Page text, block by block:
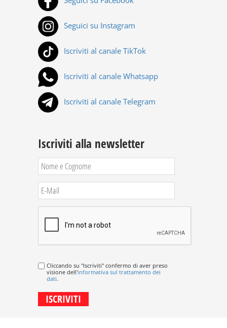
Seguici su Instagram
Iscriviti al canale TikTok
Iscriviti al canale Whatsapp
Iscriviti al canale Telegram
Iscriviti alla newsletter
Cliccando su "Iscriviti" confermo di aver preso
visione dell'informativa sul trattamento dei
dati.